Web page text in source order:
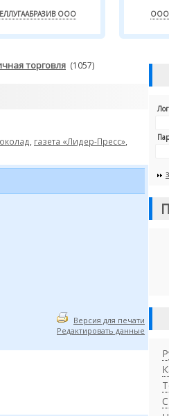
ООО ООО
торговля (1057)
газета «Лидер-Пресс»
Версия для печати
Редактировать данные